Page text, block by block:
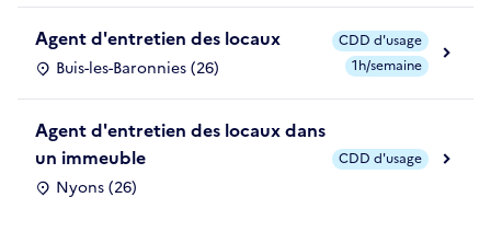
Agent d'entretien des locaux
Buis-les-Baronnies (26)
CDD d'usage
1h/semaine
Agent d'entretien des locaux dans
un immeuble
Nyons (26)
CDD d'usage